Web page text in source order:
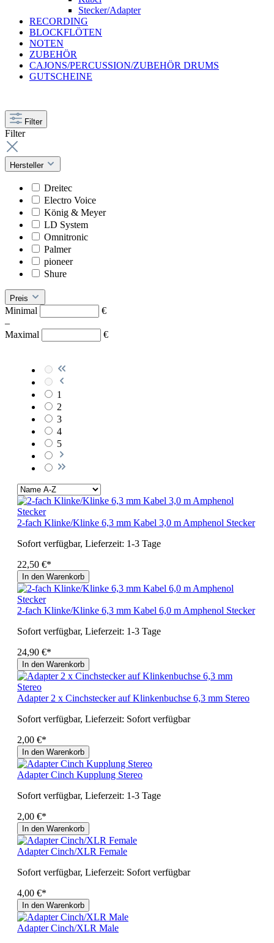
Stecker/Adapter
RECORDING
BLOCKFLÖTEN
NOTEN
ZUBEHÖR
CAJONS/PERCUSSION/ZUBEHÖR DRUMS
GUTSCHEINE
Filter
Filter
Hersteller
Dreitec
Electro Voice
König & Meyer
LD System
Omnitronic
Palmer
pioneer
Shure
Preis
Minimal
€
–
Maximal
€
1
2
3
4
5
2-fach Klinke/Klinke 6,3 mm Kabel 3,0 m Amphenol Stecker
Sofort verfügbar, Lieferzeit: 1-3 Tage
22,50 €*
In den Warenkorb
2-fach Klinke/Klinke 6,3 mm Kabel 6,0 m Amphenol Stecker
Sofort verfügbar, Lieferzeit: 1-3 Tage
24,90 €*
In den Warenkorb
Adapter 2 x Cinchstecker auf Klinkenbuchse 6,3 mm Stereo
Sofort verfügbar, Lieferzeit: Sofort verfügbar
2,00 €*
In den Warenkorb
Adapter Cinch Kupplung Stereo
Sofort verfügbar, Lieferzeit: 1-3 Tage
2,00 €*
In den Warenkorb
Adapter Cinch/XLR Female
Sofort verfügbar, Lieferzeit: Sofort verfügbar
4,00 €*
In den Warenkorb
Adapter Cinch/XLR Male